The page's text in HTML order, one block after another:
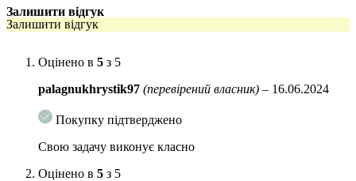
позбутися проблеми з лущенням і лупою, себорегуляція.
Спосіб застосування:
1. Добре струсіть перед використанням і рівномірно розподіліть на 30
2. Дайте сухому шампуню трохи вбратися
3. Розчешіть волосся від коренів до кінчиків, щоб волосся стали
шовковисто-гладкими.
Об’єм:150 мл
Залишити відгук
Залишити відгук
Оцінено в 5 з 5
palagnukhrystik97 (перевірений власник) – 16.06.2024
Покупку підтверджено
Свою задачу виконує класно
Оцінено в 5 з 5